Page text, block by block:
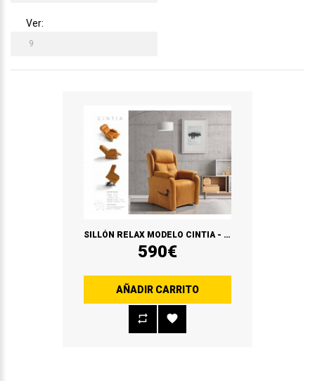
Ver:
SILLÓN RELAX MODELO CINTIA - SERVICIO EXPRESS
590€
AÑADIR CARRITO